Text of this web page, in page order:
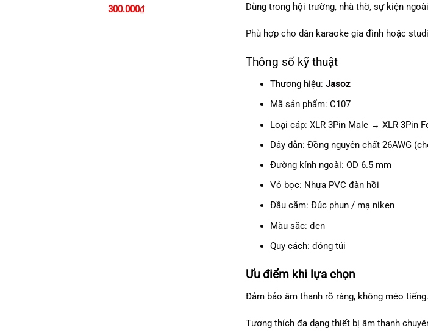
300.000₫ Dùng trong hội trường, nhà thờ, sự kiện
Phù hợp cho dàn karaoke gia đình hoặc
Thông số kỹ thuật
Thương hiệu: Jasoz
Mã sản phẩm: C107
Loại cáp: XLR 3Pin Male → XLR 3Pin
Dây dẫn: Đồng nguyên chất 26AWG
Đường kính ngoài: OD 6.5 mm
Vỏ bọc: Nhựa PVC đàn hồi
Đầu cắm: Đúc phun / mạ niken
Màu sắc: đen
Quy cách: đóng túi
Ưu điểm khi lựa chọn
Đảm bảo âm thanh rõ ràng, không méo tiếng.
Tương thích đa dạng thiết bị âm thanh